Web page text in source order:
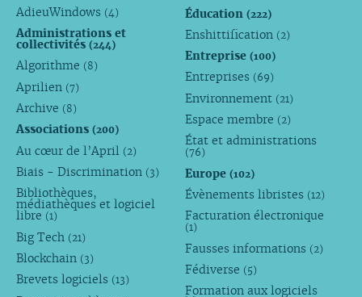
AdieuWindows (4)
Administrations et
collectivités (244)
Algorithme (8)
Aprilien (7)
Archive (8)
Associations (200)
Au cœur de l’April (2)
Biais - Discrimination (3)
Bibliothèques,
médiathèques et logiciel
libre (1)
Big Tech (21)
Blockchain (3)
Brevets logiciels (13)
Éducation(222)
Enshittification (2)
Entreprise(100)
Entreprises (69)
Environnement (21)
Espace membre (2)
État et administrations
(76)
Europe(102)
Évènements libristes (12)
Facturation électronique
(1)
Fausses informations (2)
Fédiverse (5)
Formation aux logiciels